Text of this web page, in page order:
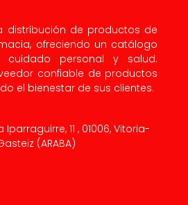
distribución de productos de
ofreciendo un catálogo
personal y salud.
confiable de productos
el bienestar de sus clientes.
11 , 01006, Vitoria-
(ARABA)